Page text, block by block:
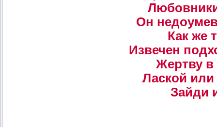
Он
Как же
Извечен
Жертву в
Лаской
Зайди